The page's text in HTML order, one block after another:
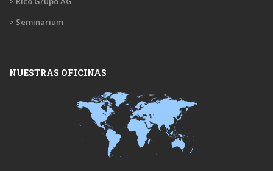
> Seminarium
NUESTRAS OFICINAS